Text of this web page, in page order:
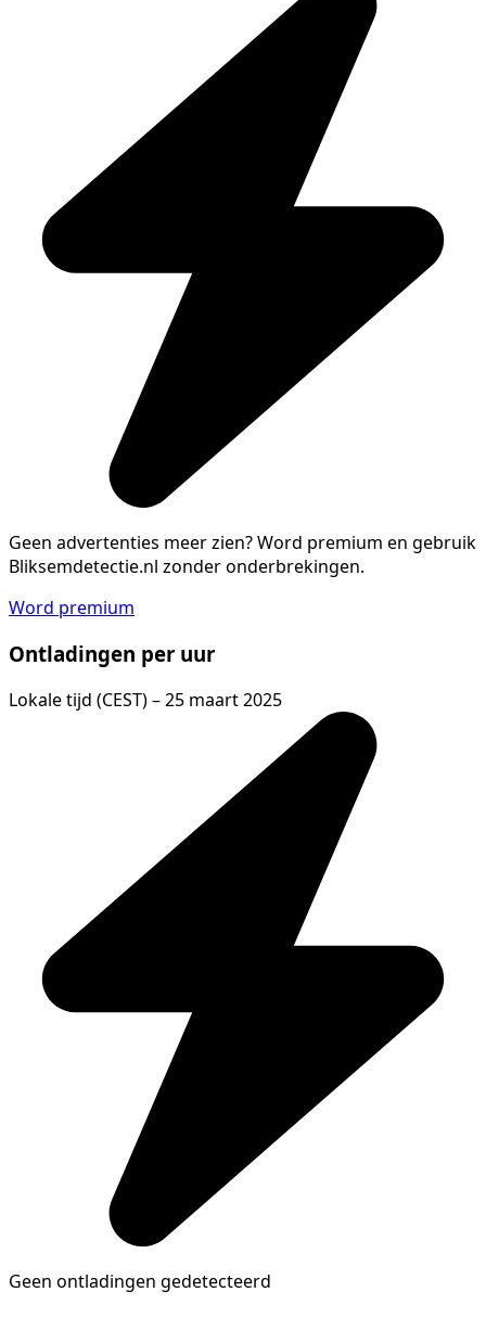
Geen advertenties meer zien?Word premium en gebruik
Bliksemdetectie.nl zonder onderbrekingen.
Word premium
Ontladingen per uur
Lokale tijd (CEST) – 25 maart 2025
Geen ontladingen gedetecteerd